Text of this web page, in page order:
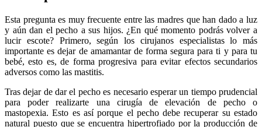
Esta pregunta es muy frecuente entre las madres que han dado a luz
y aún dan el pecho a sus hijos. ¿En qué momento podrás volver a
lucir escote? Primero, según los cirujanos especialistas lo más
importante es dejar de amamantar de forma segura para ti y para tu
bebé, esto es, de forma progresiva para evitar efectos secundarios
adversos como las mastitis.
Tras dejar de dar el pecho es necesario esperar un tiempo prudencial
para poder realizarte una cirugía de elevación de pecho o
mastopexia. Esto es así porque el pecho debe recuperar su estado
natural puesto que se encuentra hipertrofiado por la producción de